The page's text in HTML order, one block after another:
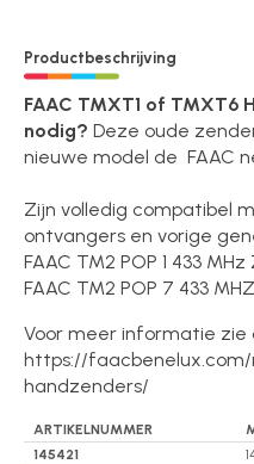
Productbeschrijving
FAAC TMXT1 of TMXT6
nodig?Deze oude
nieuwe model de FAAC
Zijn volledig compatibel
ontvangers en vorige
FAAC TM2 POP 1 433 MHz
FAAC TM2 POP 7 433
Voor meer informatie zie
https://
handzenders/
ARTIKELNUMMER
145421